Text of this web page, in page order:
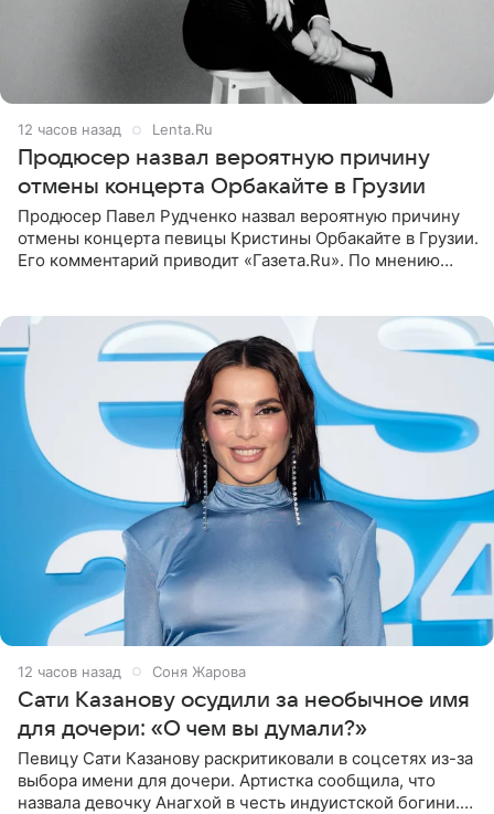
12 часов назад Lenta.Ru
Продюсер назвал вероятную причину
отмены концерта Орбакайте в Грузии
Продюсер Павел Рудченко назвал вероятную причину
отмены концерта певицы Кристины Орбакайте в Грузии.
Его комментарий приводит «Газета.Ru». По мнению
12 часов назад Соня Жарова
Сати Казанову осудили за необычное имя
для дочери: «О чем вы думали?»
Певицу Сати Казанову раскритиковали в соцсетях из-за
выбора имени для дочери. Артистка сообщила, что
назвала девочку Анагхой в честь индуистской богини.